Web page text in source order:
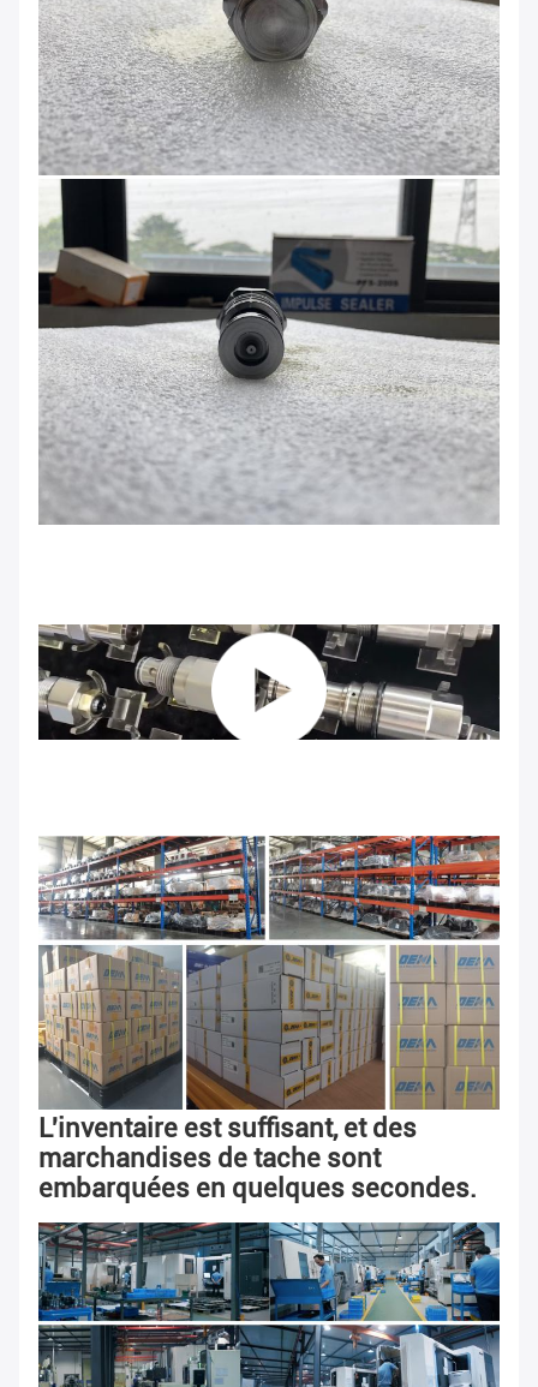
L'inventaire est suffisant, et des
marchandises de tache sont
embarquées en quelques secondes.